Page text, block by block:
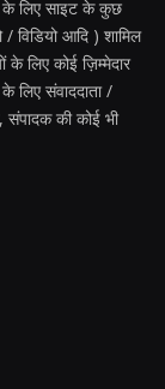
के लिए साइट के कुछ
/ विडियो आदि ) शामिल
लिए कोई ज़िम्मेदार
लिए संवाददाता /
संपादक की कोई भी